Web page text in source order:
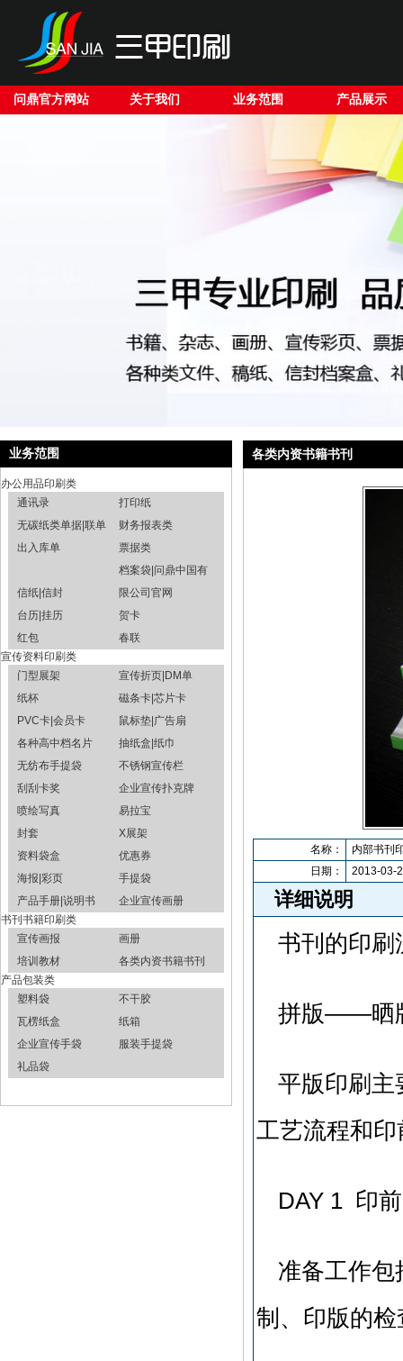
问鼎官方网站 关于我们 业务范围 产品展示
业务范围
办公用品印刷类
通讯录
打印纸
无碳纸类单据|联单
财务报表类
出入库单
票据类
信纸|信封
档案袋|问鼎中国有
限公司官网
台历|挂历
贺卡
红包
春联
宣传资料印刷类
门型展架
宣传折页|DM单
纸杯
磁条卡|芯片卡
PVC卡|会员卡
鼠标垫|广告扇
各种高中档名片
抽纸盒|纸巾
无纺布手提袋
不锈钢宣传栏
刮刮卡奖
企业宣传扑克牌
喷绘写真
易拉宝
封套
X展架
资料袋盒
优惠券
海报|彩页
手提袋
产品手册|说明书
企业宣传画册
书刊书籍印刷类
宣传画报
画册
培训教材
各类内资书籍书刊
产品包装类
塑料袋
不干胶
瓦楞纸盒
纸箱
企业宣传手袋
服装手提袋
礼品袋
各类内资书籍书刊
名称：
内部书刊
日期：
2013-03-
详细说明
书刊的印刷
拼版——
平版印刷主
工艺流程和
DAY 1 印
准备工作
制、印版的